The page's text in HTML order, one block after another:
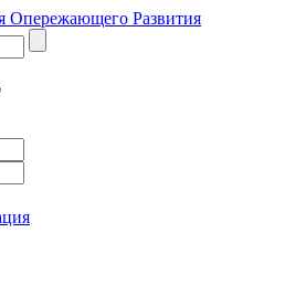
Опережающего Развития